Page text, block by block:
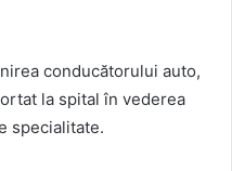
conducătorului auto,
la spital în vederea
specialitate.